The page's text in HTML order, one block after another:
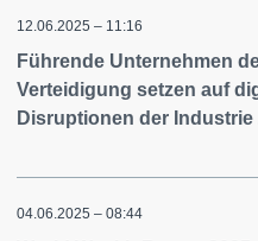
12.06.2025 – 11:16
Führende Unternehmen
Verteidigung setzen auf
Disruptionen der Industrie
04.06.2025 – 08:44